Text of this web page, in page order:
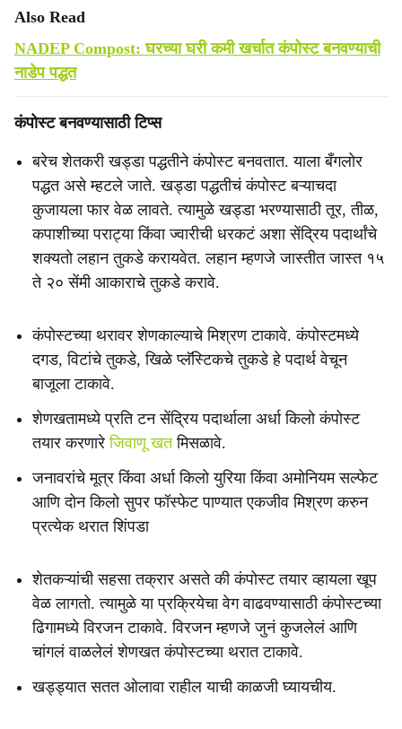
Also Read
NADEP Compost: घरच्या घरी कमी खर्चात कंपोस्ट बनवण्याची
नाडेप पद्धत
कंपोस्ट बनवण्यासाठी टिप्स
बरेच शेतकरी खड्डा पद्धतीने कंपोस्ट बनवतात. याला बँगलोर
पद्धत असे म्हटले जाते. खड्डा पद्धतीचं कंपोस्ट बऱ्याचदा
कुजायला फार वेळ लावते. त्यामुळे खड्डा भरण्यासाठी तूर, तीळ,
कपाशीच्या पराट्या किंवा ज्वारीची धरकटं अशा सेंद्रिय पदार्थांचे
शक्यतो लहान तुकडे करायवेत. लहान म्हणजे जास्तीत जास्त १५
ते २० सेंमी आकाराचे तुकडे करावे.
कंपोस्टच्या थरावर शेणकाल्याचे मिश्रण टाकावे. कंपोस्टमध्ये
दगड, विटांचे तुकडे, खिळे प्लॅस्टिकचे तुकडे हे पदार्थ वेचून
बाजूला टाकावे.
शेणखतामध्ये प्रति टन सेंद्रिय पदार्थाला अर्धा किलो कंपोस्ट
तयार करणारेजिवाणू खतमिसळावे.
जनावरांचे मूत्र किंवा अर्धा किलो युरिया किंवा अमोनियम सल्फेट
आणि दोन किलो सुपर फॉस्फेट पाण्यात एकजीव मिश्रण करुन
प्रत्येक थरात शिंपडा
शेतकऱ्यांची सहसा तक्रार असते की कंपोस्ट तयार व्हायला खूप
वेळ लागतो. त्यामुळे या प्रक्रियेचा वेग वाढवण्यासाठी कंपोस्टच्या
ढिगामध्ये विरजन टाकावे. विरजन म्हणजे जुनं कुजलेलं आणि
चांगलं वाळलेलं शेणखत कंपोस्टच्या थरात टाकावे.
खड्ड्यात सतत ओलावा राहील याची काळजी घ्यायचीय.